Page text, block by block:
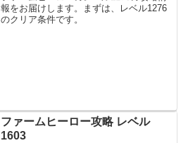
報をお届けします。まずは、レベル1276
のクリア条件です。
ファームヒーロー攻略 レベル
1603